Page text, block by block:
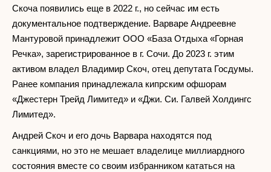
Скоча появились еще в 2022 г., но сейчас им есть
документальное подтверждение. Варваре Андреевне
Мантуровой принадлежит ООО «База Отдыха «Горная
Речка», зарегистрированное в г. Сочи. До 2023 г. этим
активом владел Владимир Скоч, отец депутата Госдумы.
Ранее компания принадлежала кипрским офшорам
«Джестерн Трейд Лимитед» и «Джи. Си. Галвей Холдингс
Лимитед».
Андрей Скоч и его дочь Варвара находятся под
санкциями, но это не мешает владелице миллиардного
состояния вместе со своим избранником кататься на